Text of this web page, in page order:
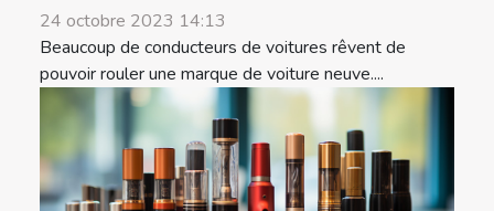
24 octobre 2023 14:13
Beaucoup de conducteurs de voitures rêvent de
pouvoir rouler une marque de voiture neuve....